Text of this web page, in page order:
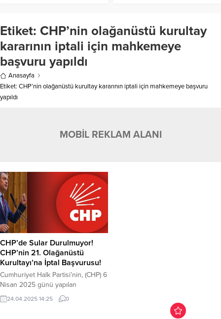
Etiket: CHP’nin olağanüstü kurultay
kararının iptali için mahkemeye
başvuru yapıldı
Anasayfa
Etiket: CHP’nin olağanüstü kurultay kararının iptali için mahkemeye başvuru
yapıldı
MOBİL REKLAM ALANI
CHP’de Sular Durulmuyor!
CHP’nin 21. Olağanüstü
Kurultayı’na İptal Başvurusu!
Cumhuriyet Halk Partisi’nin, (CHP) 6
Nisan 2025 günü yapılan
Olağanüstü Kurultay’ın iptali için
başvuru yapıldı. CHP’nin eski
24.04.2025 14:25 0